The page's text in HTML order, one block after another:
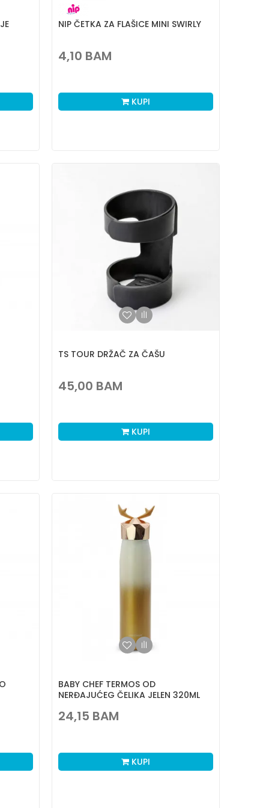
NIP ČETKA ZA FLAŠICE MINI SWIRLY
4,10 BAM
KUPI
TS TOUR DRŽAČ ZA ČAŠU
45,00 BAM
KUPI
BABY CHEF TERMOS OD
NERĐAJUĆEG ČELIKA JELEN 320ML
24,15 BAM
KUPI